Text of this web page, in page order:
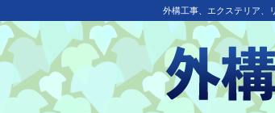
外構工事、エクステリア、